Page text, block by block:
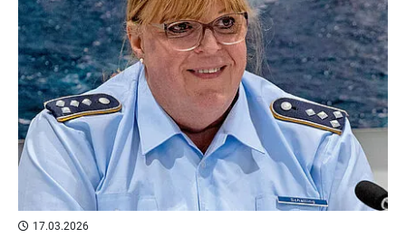
17.03.2026